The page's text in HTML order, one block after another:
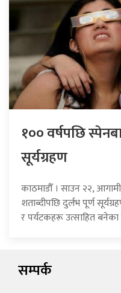
१०० वर्षपछि
सूर्यग्रहण
काठमाडौँ । साउन २२,
शताब्दीपछि दुर्लभ पूर्ण
र पर्यटकहरू उत्साहित
सम्पर्क